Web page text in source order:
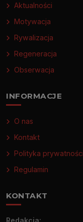
Aktualności
Motywacja
Rywalizacja
Regeneracja
Obserwacja
INFORMACJE
O nas
Kontakt
Polityka prywatności
Regulamin
KONTAKT
Redakcja: